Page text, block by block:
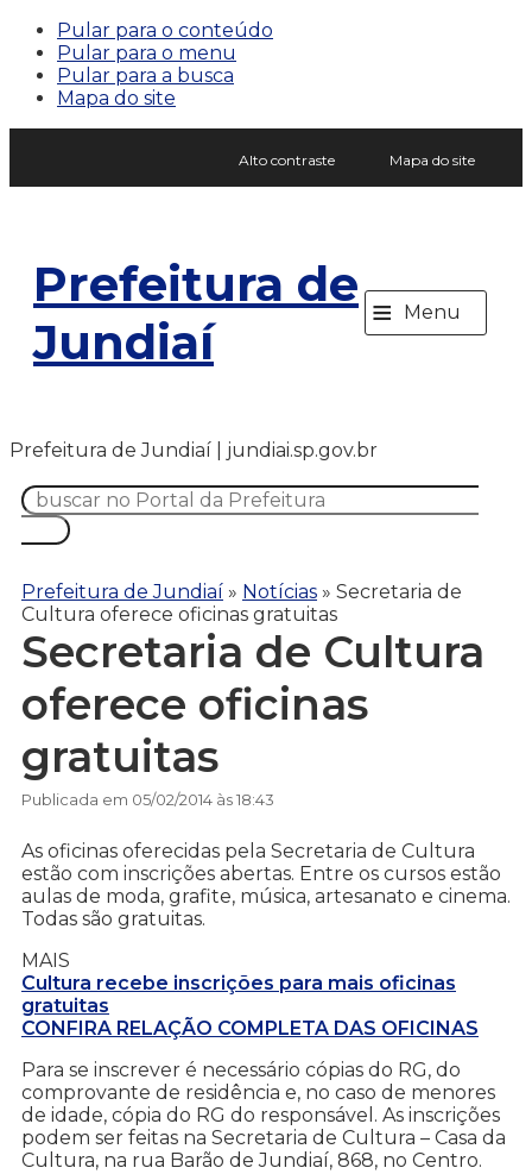
Pular para o conteúdo
Pular para o menu
Pular para a busca
Mapa do site
Alto contraste Mapa do site
Prefeitura de
Jundiaí
≡ Menu
Prefeitura de Jundiaí | jundiai.sp.gov.br
Prefeitura de Jundiaí » Notícias » Secretaria de
Cultura oferece oficinas gratuitas
Secretaria de Cultura
oferece oficinas
gratuitas
Publicada em 05/02/2014 às 18:43
As oficinas oferecidas pela Secretaria de Cultura
estão com inscrições abertas. Entre os cursos estão
aulas de moda, grafite, música, artesanato e cinema.
Todas são gratuitas.
MAIS
Cultura recebe inscrições para mais oficinas
gratuitas
CONFIRA RELAÇÃO COMPLETA DAS OFICINAS
Para se inscrever é necessário cópias do RG, do
comprovante de residência e, no caso de menores
de idade, cópia do RG do responsável. As inscrições
podem ser feitas na Secretaria de Cultura – Casa da
Cultura, na rua Barão de Jundiaí, 868, no Centro.